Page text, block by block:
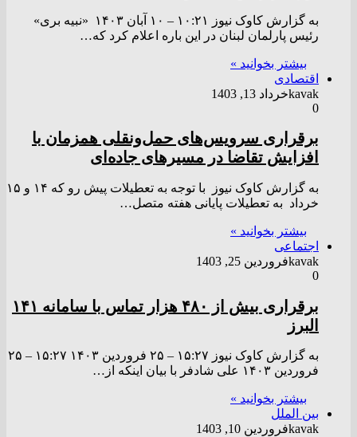
به گزارش کاوک نیوز ۱۰:۲۱ – ۱۰ آبان ۱۴۰۳ «نبیه بری»
رئیس پارلمان لبنان در این باره اعلام کرد که…
بیشتر بخوانید »
اقتصادی
kavakخرداد 13, 1403
0
برقراری سرویس‌های حمل‌ونقلی همزمان با
افزایش تقاضا در مسیر‌های جاده‌ای
به گزارش کاوک نیوز با توجه به تعطیلات پیش رو که ۱۴ و ۱۵
خرداد به تعطیلات پایانی هفته متصل…
بیشتر بخوانید »
اجتماعی
kavakفروردین 25, 1403
0
برقراری بیش از ۴۸۰ هزار تماس با سامانه ۱۴۱
البرز
به گزارش کاوک نیوز ۱۵:۲۷ – ۲۵ فروردين ۱۴۰۳ ۱۵:۲۷ – ۲۵
فروردين ۱۴۰۳ علی شادفر با بیان اینکه از…
بیشتر بخوانید »
بین الملل
kavakفروردین 10, 1403